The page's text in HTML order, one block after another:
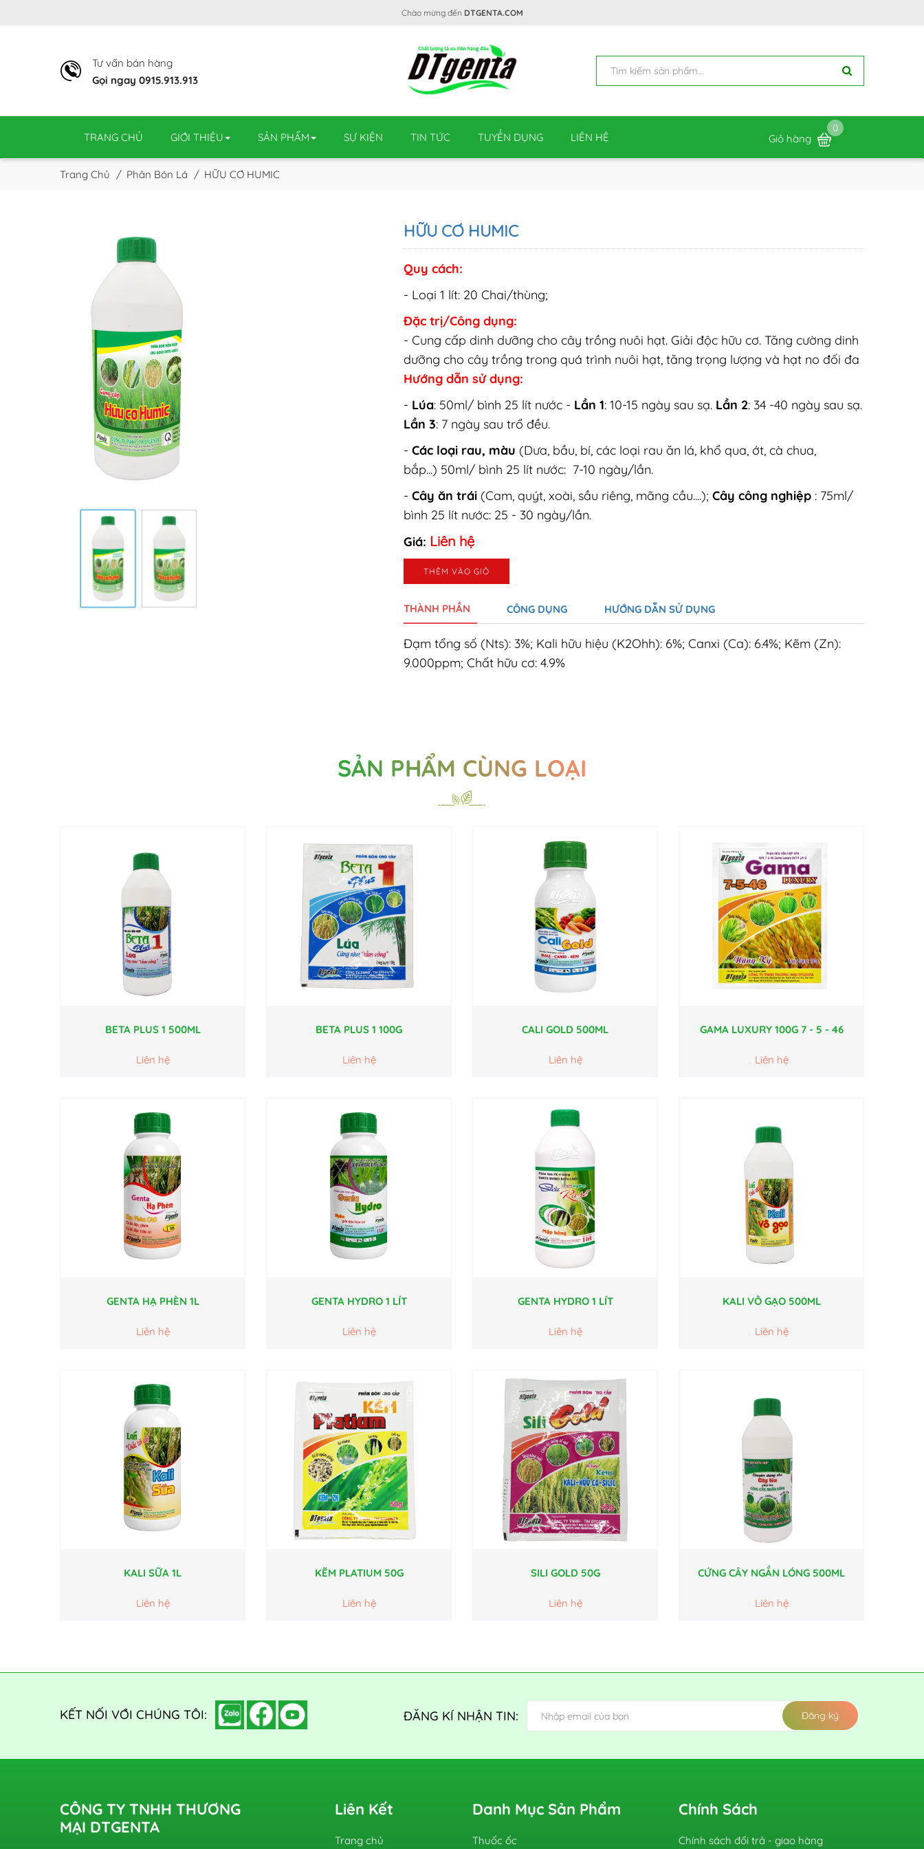
Chào mừng đến DTGENTA.COM
Tư vấn bán hàng
Gọi ngay 0915.913.913
TRANG CHỦ GIỚI THIỆU SẢN PHẨM SỰ KIỆN TIN TỨC TUYỂN DỤNG LIÊN HỆ Giỏ hàng
0
Trang Chủ Phân Bón Lá HỮU CƠ HUMIC
HỮU CƠ HUMIC
Quy cách:
- Loại 1 lít: 20 Chai/thùng;
Đặc trị/Công dụng:
- Cung cấp dinh dưỡng cho cây trồng nuôi hạt. Giải độc hữu cơ. Tăng cường dinh
dưỡng cho cây trồng trong quá trình nuôi hạt, tăng trọng lượng và hạt no đối đa
Hướng dẫn sử dụng:
- Lúa: 50ml/ bình 25 lít nước - Lần 1: 10-15 ngày sau sạ. Lần 2: 34 -40 ngày sau sạ.
Lần 3: 7 ngày sau trổ đều.
- Các loại rau, màu (Dưa, bầu, bí, các loại rau ăn lá, khổ qua, ớt, cà chua,
bắp...) 50ml/ bình 25 lít nước: 7-10 ngày/lần.
- Cây ăn trái (Cam, quýt, xoài, sầu riêng, mãng cầu....); Cây công nghiệp : 75ml/
bình 25 lít nước: 25 - 30 ngày/lần.
Giá: Liên hệ
THÊM VÀO GIỎ
THÀNH PHẦN CÔNG DỤNG HƯỚNG DẪN SỬ DỤNG
Đạm tổng số (Nts): 3%; Kali hữu hiệu (K2Ohh): 6%; Canxi (Ca): 6.4%; Kẽm (Zn):
9.000ppm; Chất hữu cơ: 4.9%
SẢN PHẨM CÙNG LOẠI
BETA PLUS 1 500ML
Liên hệ
BETA PLUS 1 100G
Liên hệ
CALI GOLD 500ML
Liên hệ
GAMA LUXURY 100G 7 - 5 - 46
Liên hệ
GENTA HẠ PHÈN 1L
Liên hệ
GENTA HYDRO 1 LÍT
Liên hệ
GENTA HYDRO 1 LÍT
Liên hệ
KALI VÔ GẠO 500ML
Liên hệ
KALI SỮA 1L
Liên hệ
KẼM PLATIUM 50G
Liên hệ
SILI GOLD 50G
Liên hệ
CỨNG CÂY NGẮN LÓNG 500ML
Liên hệ
KẾT NỐI VỚI CHÚNG TÔI: ĐĂNG KÍ NHẬN TIN: Đăng ký
CÔNG TY TNHH THƯƠNG
MẠI DTGENTA
Liên Kết
Trang chủ
Danh Mục Sản Phẩm
Thuốc ốc
Chính Sách
Chính sách đổi trả - giao hàng